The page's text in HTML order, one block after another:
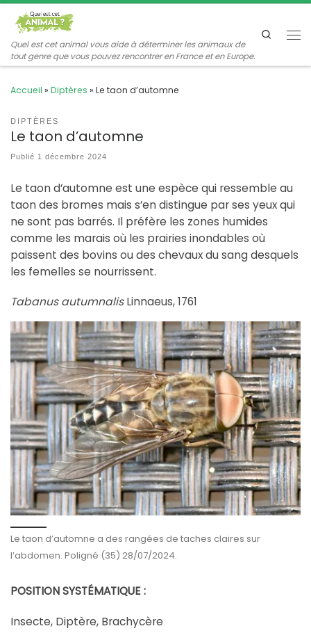
Passer au contenu
Quel est cet animal vous aide à déterminer les animaux de
tout genre que vous pouvez rencontrer en France et en Europe.
Search
Accueil » Diptères » Le taon d’automne
DIPTÈRES
Le taon d’automne
Publié 1 décembre 2024
Le taon d’automne est une espèce qui ressemble au
taon des bromes mais s’en distingue par ses yeux qui
ne sont pas barrés. Il préfère les zones humides
comme les marais où les prairies inondables où
paissent des bovins ou des chevaux du sang desquels
les femelles se nourrissent.
Tabanus autumnalisLinnaeus, 1761
Le taon d’automne a des rangées de taches claires sur
l’abdomen. Poligné (35) 28/07/2024.
POSITION SYSTÉMATIQUE :
Insecte, Diptère, Brachycère